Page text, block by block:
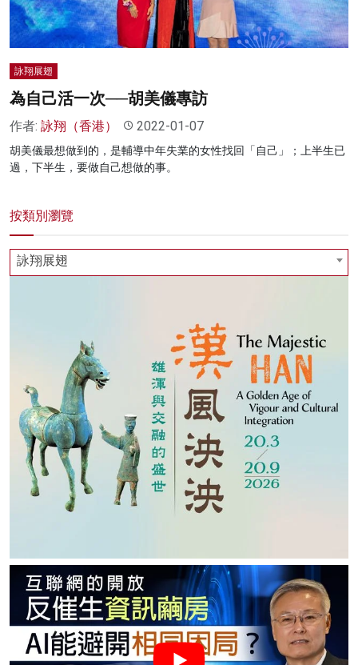
詠翔展翅
為自己活一次──胡美儀專訪
作者: 詠翔（香港） 2022-01-07
胡美儀最想做到的，是輔導中年失業的女性找回「自己」；上半生已
過，下半生，要做自己想做的事。
按類別瀏覽
詠翔展翅